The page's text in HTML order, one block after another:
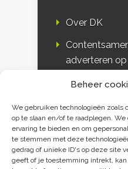
Beheer
We gebruiken technologieën zoals
op te slaan en/of te raadplegen.
ervaring te bieden en om
te stemmen met deze
gedrag of unieke ID's op deze site
geeft of je toestemming intrekt,
Over DK
adverteren op
DK & media
Disclaimer
Privacy